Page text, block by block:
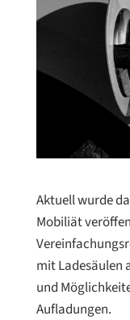
Aktuell wurde
Mobiliät
mit Ladesäulen
und
Aufladungen.⁠